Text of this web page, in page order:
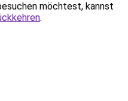
möchtest, kannst
.